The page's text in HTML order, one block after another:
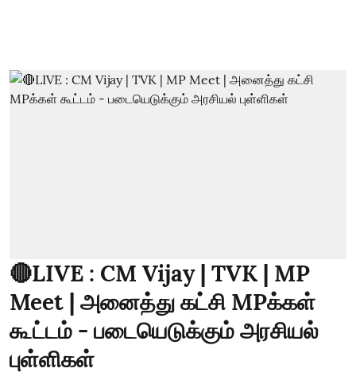
🔴LIVE : CM Vijay | TVK | MP
Meet | அனைத்து கட்சி MPக்கள்
கூட்டம் - படையெடுக்கும் அரசியல்
புள்ளிகள்